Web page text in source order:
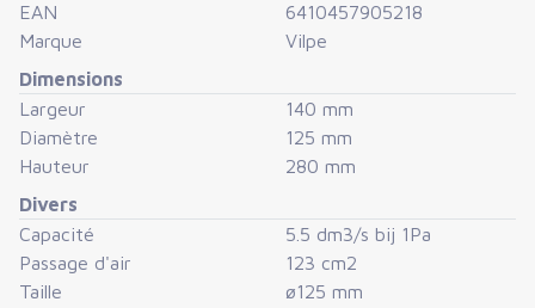
installation sur des conduits de diamètre extérieur
Ø110 mm
Adaptateur Vilpe Ross Ø160pour une installation
sur des conduits de diamètre extérieur Ø160 mm
Choisissez ensuite simplement un chapeau et une rallonge
de la dimension appropriée.
La longueur du conduit de ventilation peut être
EAN
6410457905218
Marque
Vilpe
Dimensions
Largeur
140 mm
Diamètre
125 mm
Hauteur
280 mm
Divers
Capacité
5.5 dm3/s bij 1Pa
Passage d'air
123 cm2
Taille
ø125 mm